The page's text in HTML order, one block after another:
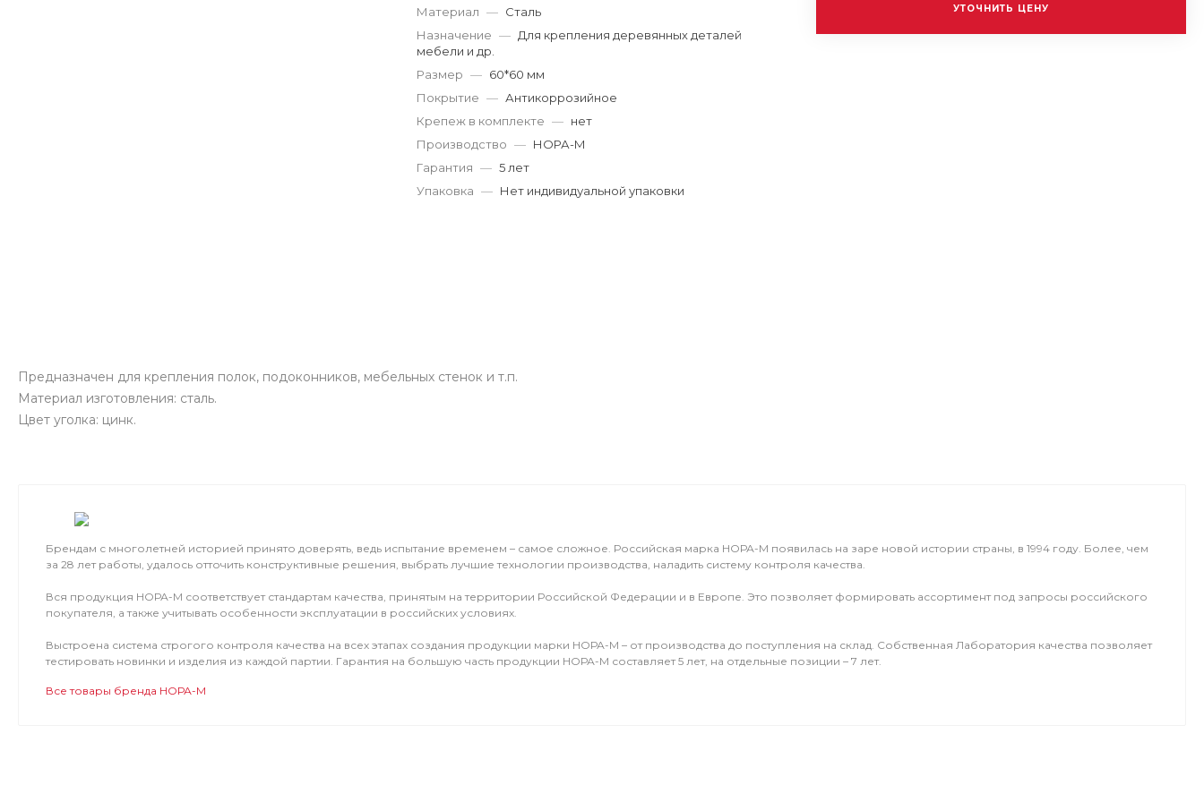
Cб-Вс: 9:00-17:00
Материал — Сталь
Назначение — Для крепления деревянных деталей
мебели и др.
Размер — 60*60 мм
Покрытие — Антикоррозийное
Крепеж в комплекте — нет
Производство — НОРА-М
Гарантия — 5 лет
Упаковка — Нет индивидуальной упаковки
УТОЧНИТЬ ЦЕНУ
Предназначен для крепления полок, подоконников, мебельных стенок и т.п.
Материал изготовления: сталь.
Цвет уголка: цинк.
Брендам с многолетней историей принято доверять, ведь испытание временем – самое сложное. Российская марка НОРА-М появилась на заре новой истории страны, в 1994 году. Более, чем
за 28 лет работы, удалось отточить конструктивные решения, выбрать лучшие технологии производства, наладить систему контроля качества.
Вся продукция НОРА-М соответствует стандартам качества, принятым на территории Российской Федерации и в Европе. Это позволяет формировать ассортимент под запросы российского
покупателя, а также учитывать особенности эксплуатации в российских условиях.
Выстроена система строгого контроля качества на всех этапах создания продукции марки НОРА-М – от производства до поступления на склад. Собственная Лаборатория качества позволяет
тестировать новинки и изделия из каждой партии. Гарантия на большую часть продукции НОРА-М составляет 5 лет, на отдельные позиции – 7 лет.
Все товары бренда НОРА-М